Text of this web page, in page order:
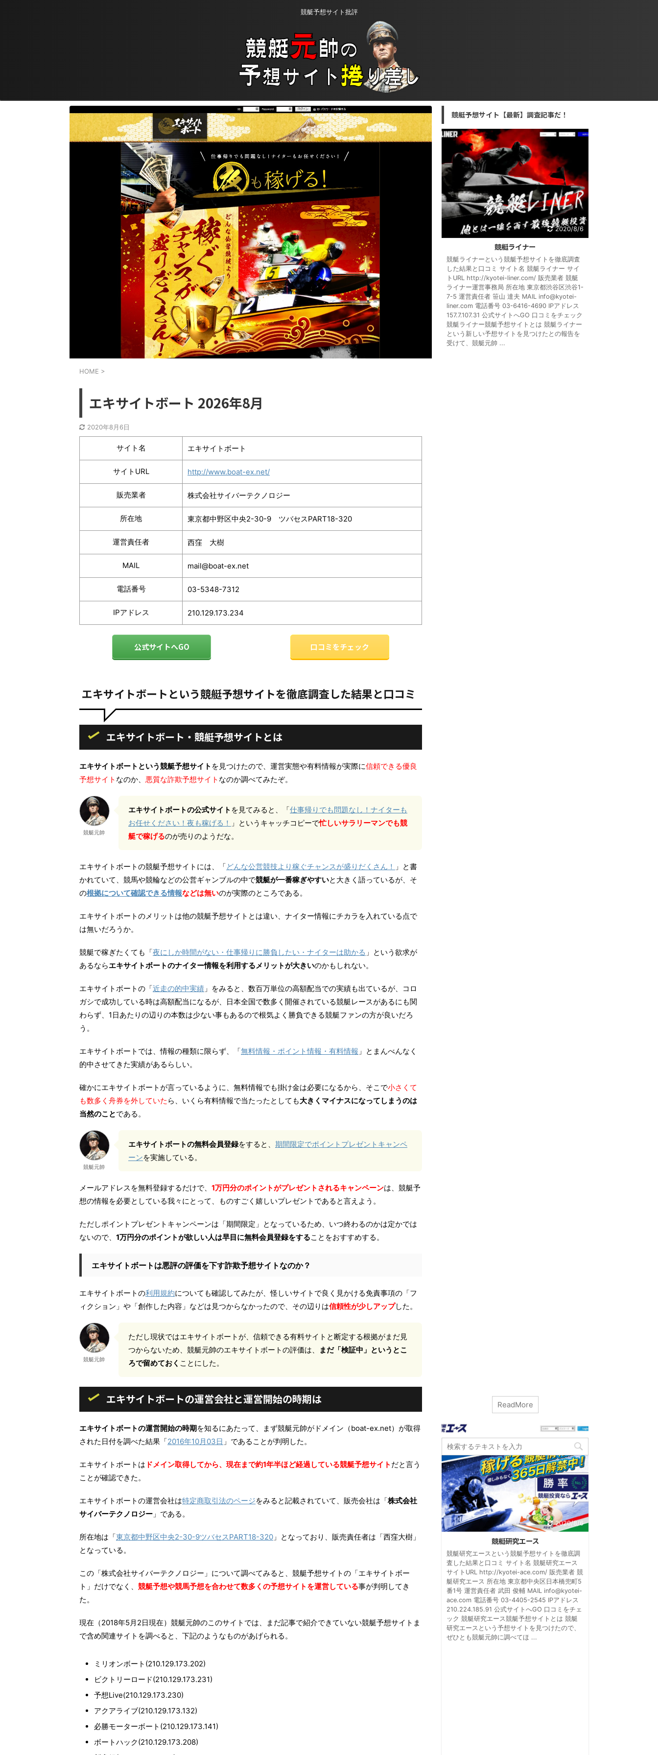
競艇予想サイト批評
HOME >
エキサイトボート 2026年8月
2020年8月6日
サイト名 エキサイトボート
サイトURL http://www.boat-ex.net/
販売業者 株式会社サイバーテクノロジー
所在地 東京都中野区中央2-30-9 ツバセスPART18-320
運営責任者 西窪 大樹
MAIL mail@boat-ex.net
電話番号 03-5348-7312
IPアドレス 210.129.173.234
公式サイトへGO 口コミをチェック
エキサイトボートという競艇予想サイトを徹底調査した結果と口コミ
エキサイトボート・競艇予想サイトとは
エキサイトボートという競艇予想サイト を見つけたので、運営実態や有料情報が実際に信頼できる優良
予想サイト なのか、 悪質な詐欺予想サイト なのか調べてみたぞ。
競艇元帥
エキサイトボートの公式サイト を見てみると、「仕事帰りでも問題なし！ナイターも
お任せください！夜も稼げる！ 」というキャッチコピーで忙しいサラリーマンでも競
艇で稼げるのが売りのようだな。
エキサイトボートの競艇予想サイトには、「どんな公営競技より稼ぐチャンスが盛りだくさん！ 」と書
かれていて、競馬や競輪などの公営ギャンブルの中で競艇が一番稼ぎやすいと大きく語っているが、そ
の根拠について確認できる情報などは無いのが実際のところである。
エキサイトボートのメリットは他の競艇予想サイトとは違い、ナイター情報にチカラを入れている点で
は無いだろうか。
競艇で稼ぎたくても「夜にしか時間がない・仕事帰りに勝負したい・ナイターは助かる 」という欲求が
あるならエキサイトボートのナイター情報を利用するメリットが大きいのかもしれない。
エキサイトボートの「近走の的中実績 」をみると、数百万単位の高額配当での実績も出ているが、コロ
ガシで成功している時は高額配当になるが、日本全国で数多く開催されている競艇レースがあるにも関
わらず、1日あたりの辺りの本数は少ない事もあるので根気よく勝負できる競艇ファンの方が良いだろ
う。
エキサイトボートでは、情報の種類に限らず、「無料情報・ポイント情報・有料情報 」とまんべんなく
的中させてきた実績があるらしい。
確かにエキサイトボートが言っているように、 無料情報でも掛け金は必要になるから、そこで小さくて
も数多く舟券を外していた ら、いくら有料情報で当たったとしても大きくマイナスになってしまうのは
当然のことである。
競艇元帥
エキサイトボートの無料会員登録をすると、 期間限定でポイントプレゼントキャンペ
ーンを実施している。
メールアドレスを無料登録するだけで、 1万円分のポイントがプレゼントされるキャンペーンは、競艇予
想の情報を必要としている我々にとって、ものすごく嬉しいプレゼントであると言えよう。
ただしポイントプレゼントキャンペーンは「期間限定」となっているため、いつ終わるのかは定かでは
ないので、 1万円分のポイントが欲しい人は早目に無料会員登録をすることをおすすめする。
エキサイトボートは悪評の評価を下す詐欺予想サイトなのか？
エキサイトボートの利用規約についても確認してみたが、怪しいサイトで良く見かける免責事項の「フ
ィクション」や「創作した内容」などは見つからなかったので、その辺りは信頼性が少しアップした。
競艇元帥
ただし現状ではエキサイトボートが、 信頼できる有料サイトと断定する根拠がまだ見
つからないため、競艇元帥のエキサイトボートの評価は、
まだ「検証中」というとこ
ろで留めておく ことにした。
エキサイトボートの運営会社と運営開始の時期は
エキサイトボートの運営開始の時期を知るにあたって、まず競艇元帥がドメイン（boat-ex.net）が取得
された日付を調べた結果「2016年10月03日 」であることが判明した。
エキサイトボートは ドメイン取得してから、現在まで約1年半ほど経過している競艇予想サイト だと言う
ことが確認できた。
エキサイトボートの運営会社は特定商取引法のページをみると記載されていて、販売会社は「株式会社
サイバーテクノロジー 」である。
所在地は「東京都中野区中央2-30-9ツバセスPART18-320 」となっており、販売責任者は「西窪大樹」
となっている。
この「株式会社サイバーテクノロジー」について調べてみると、競艇予想サイトの「エキサイトボー
ト」だけでなく、 競艇予想や競馬予想を合わせて数多くの予想サイトを運営している事が判明してき
た。
現在（2018年5月2日現在）競艇元帥のこのサイトでは、まだ記事で紹介できていない競艇予想サイトま
で含め関連サイトを調べると、下記のようなものがあげられる。
ミリオンボート(210.129.173.202)
ビクトリーロード(210.129.173.231)
予想Live(210.129.173.230)
アクアライブ(210.129.173.132)
必勝モーターボート(210.129.173.141)
ボートハック(210.129.173.208)
競艇予想サイト【最新】調査記事だ！
2020/8/6
競艇ライナー
競艇ライナーという競艇予想サイトを徹底調査
した結果と口コミ サイト名 競艇ライナー サイ
トURL http://kyotei-liner.com/ 販売業者 競艇
ライナー運営事務局 所在地 東京都渋谷区渋谷1-
7-5 運営責任者 笹山 達夫 MAIL info@kyotei-
liner.com 電話番号 03-6416-4690 IPアドレス
157.7.107.31 公式サイトへGO 口コミをチェック
競艇ライナー競艇予想サイトとは 競艇ライナー
という新しい予想サイトを見つけたとの報告を
受けて、競艇元帥 ...
ReadMore
2020/8/6
競艇研究エース
競艇研究エースという競艇予想サイトを徹底調
査した結果と口コミ サイト名 競艇研究エース
サイトURL http://kyotei-ace.com/ 販売業者 競
艇研究エース 所在地 東京都中央区日本橋兜町5
番1号 運営責任者 武田 俊輔 MAIL info@kyotei-
ace.com 電話番号 03-4405-2545 IPアドレス
210.224.185.91 公式サイトへGO 口コミをチェ
ック 競艇研究エース競艇予想サイトとは 競艇
研究エースという予想サイトを見つけたので、
ぜひとも競艇元帥に調べてほ ...
カテゴリー
カテゴリーなし
競艇元帥